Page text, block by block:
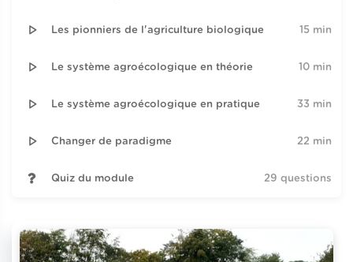
Les pionniers de l'agriculture biologique 15 min
Le système agroécologique en théorie 10 min
Le système agroécologique en pratique 33 min
Changer de paradigme 22 min
Quiz du module 29 questions